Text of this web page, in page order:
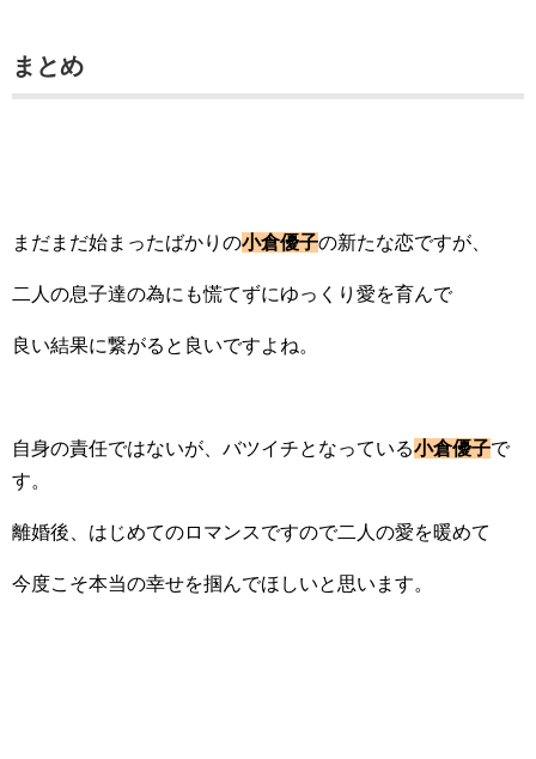
まとめ
まだまだ始まったばかりの小倉優子の新たな恋ですが、
二人の息子達の為にも慌てずにゆっくり愛を育んで
良い結果に繋がると良いですよね。
自身の責任ではないが、バツイチとなっている小倉優子で
す。
離婚後、はじめてのロマンスですので二人の愛を暖めて
今度こそ本当の幸せを掴んでほしいと思います。